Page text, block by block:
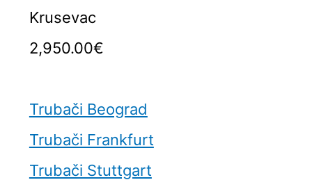
Krusevac
2,950.00€
Trubači Beograd
Trubači Frankfurt
Trubači Stuttgart